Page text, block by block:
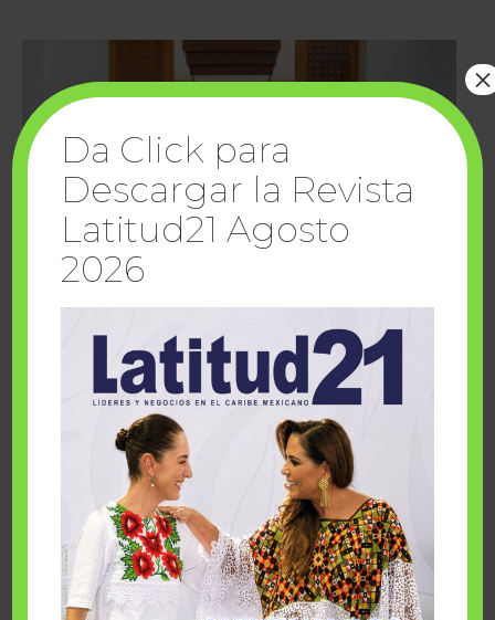
Cuando la solidaridad inspira; cumplen
sueños Fairmont Mayakoba y Make-A-Wish
Fairmont Mayakoba y Make-A-Wish México unieron
esfuerzos para hacer realidad el deseo de una …
Da Click para
Descargar la Revista
Latitud21 Agosto
2026
×